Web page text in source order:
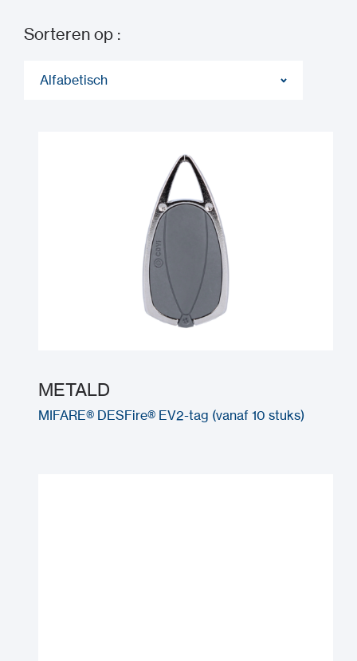
Sorteren op :
Alfabetisch
METALD
MIFARE® DESFire® EV2-tag (vanaf 10 stuks)